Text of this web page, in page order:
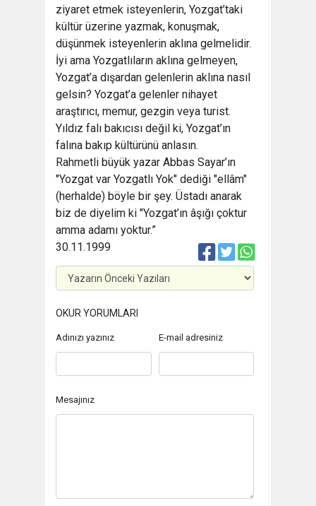
ziyaret etmek isteyenlerin, Yozgat’taki
kültür üzerine yazmak, konuşmak,
düşünmek isteyenlerin aklına gelmelidir.
İyi ama Yozgatlıların aklına gelmeyen,
Yozgat’a dışardan gelenlerin aklına nasıl
gelsin? Yozgat’a gelenler nihayet
araştırıcı, memur, gezgin veya turist.
Yıldız falı bakıcısı değil ki, Yozgat’ın
falına bakıp kültürünü anlasın.
Rahmetli büyük yazar Abbas Sayar’ın
"Yozgat var Yozgatlı Yok" dediği "ellâm"
(herhalde) böyle bir şey. Üstadı anarak
biz de diyelim ki "Yozgat’ın âşığı çoktur
amma adamı yoktur.”
30.11.1999
OKUR YORUMLARI
Adınızı yazınız E-mail adresiniz
Mesajınız